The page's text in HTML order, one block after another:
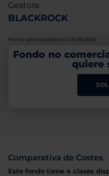
Gestora:
BLACKROCK
Fecha valor liquidativo: 05.08.2026
Fondo no
quiere
Comparativa de Costes
Este fondo tiene 4 clases